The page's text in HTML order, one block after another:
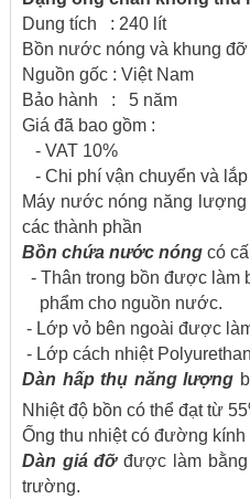
Dung tích : 240 lít
Bồn nước nóng và khung
Nguồn gốc : Việt Nam
Bảo hành : 5 năm
Giá đã bao gồm :
- VAT 10%
- Chi phí vận chuyển và
Máy nước nóng năng lượng
các thành phần
Bồn chứa nước nóng có
- Thân trong bồn được làm
phẩm cho nguồn nước.
- Lớp vỏ bên ngoài được
- Lớp cách nhiệt
Dàn hấp thụ năng lượng
Nhiệt độ bồn có thể đạt từ 55
Ống thu nhiệt có đường
Dàn giá đỡđược làm bằng
trường.